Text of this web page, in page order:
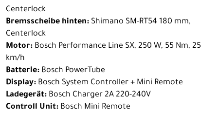
Centerlock
Bremsscheibe hinten: Shimano SM-RT54 180 mm,
Centerlock
Motor: Bosch Performance Line SX, 250 W, 55 Nm, 25
km/h
Batterie: Bosch PowerTube
Display: Bosch System Controller + Mini Remote
Ladegerät: Bosch Charger 2A 220-240V
Controll Unit: Bosch Mini Remote